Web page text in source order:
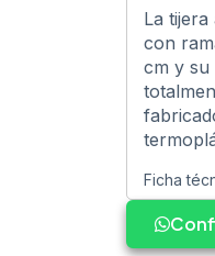
La
con
cm y su
Ficha